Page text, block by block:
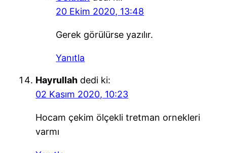
20 Ekim 2020, 13:48
Gerek görülürse yazılır.
Yanıtla
Hayrullah dedi ki:
02 Kasım 2020, 10:23
Hocam çekim ölçekli tretman ornekleri
varmı